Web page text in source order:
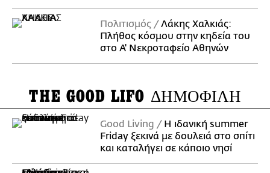
Πολιτισμός
Λάκης Χαλκιάς:
Πλήθος κόσμου στην κηδεία του
στο Α' Νεκροταφείο Αθηνών
THE GOOD LIFO ΔΗΜΟΦΙΛΗ
Good Living
Η ιδανική summer
Friday ξεκινά με δουλειά στο σπίτι
και καταλήγει σε κάποιο νησί